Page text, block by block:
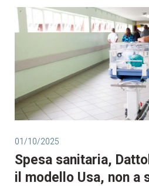
01/10/2025
Spesa sanitaria,
il modello Usa, non a